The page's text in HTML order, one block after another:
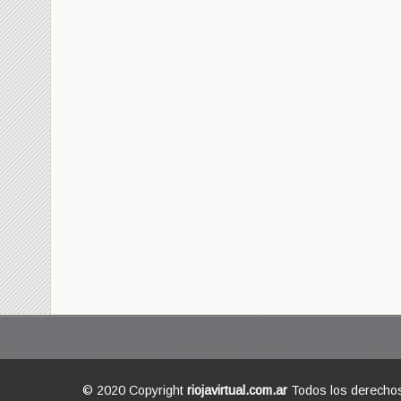
© 2020 Copyright riojavirtual.com.ar Todos los